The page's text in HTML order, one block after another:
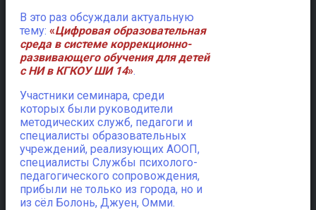
В это раз обсуждали актуальную
тему: «Цифровая образовательная
среда в системе коррекционно-
развивающего обучениядля детей
с НИ вКГКОУ ШИ 14».
Участники семинара, среди
которых были руководители
методических служб, педагоги и
специалисты образовательных
учреждений, реализующих АООП,
специалисты Службы психолого-
педагогического сопровождения,
прибыли не только из города, но и
из сёл Болонь, Джуен, Омми.